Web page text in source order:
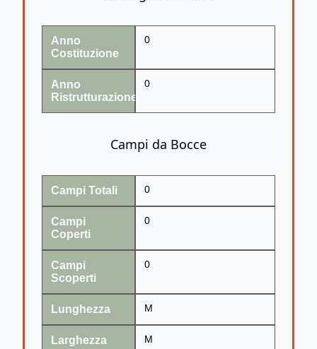
Anno
Costituzione
0
Anno
Ristrutturazione
0
Campi da Bocce
Campi Totali 0
Campi
Coperti
0
Campi
Scoperti
0
Lunghezza M
Larghezza M